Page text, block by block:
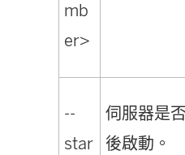
mb
er>
--
star
伺服器是
後啟動。